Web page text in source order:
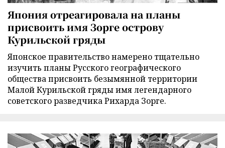
Япония отреагировала на планы
присвоить имя Зорге острову
Курильской гряды
Японское правительство намерено тщательно
изучить планы Русского географического
общества присвоить безымянной территории
Малой Курильской гряды имя легендарного
советского разведчика Рихарда Зорге.